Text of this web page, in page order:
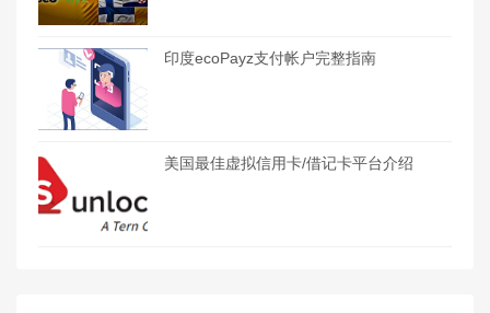
印度ecoPayz支付帐户完整指南
美国最佳虚拟信用卡/借记卡平台介绍